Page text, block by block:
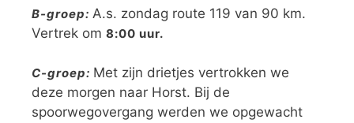
B-groep: A.s. zondag route 119 van 90 km.
Vertrek om 8:00 uur.
C-groep: Met zijn drietjes vertrokken we
deze morgen naar Horst. Bij de
spoorwegovergang werden we opgewacht